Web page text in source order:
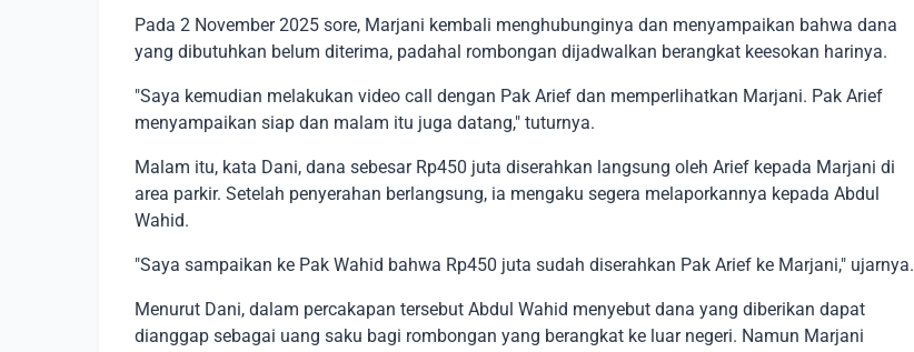
Pada 2 November 2025 sore, Marjani kembali menghubunginya dan menyampaikan bahwa dana
yang dibutuhkan belum diterima, padahal rombongan dijadwalkan berangkat keesokan harinya.
"Saya kemudian melakukan video call dengan Pak Arief dan memperlihatkan Marjani. Pak Arief
menyampaikan siap dan malam itu juga datang," tuturnya.
Malam itu, kata Dani, dana sebesar Rp450 juta diserahkan langsung oleh Arief kepada Marjani di
area parkir. Setelah penyerahan berlangsung, ia mengaku segera melaporkannya kepada Abdul
Wahid.
"Saya sampaikan ke Pak Wahid bahwa Rp450 juta sudah diserahkan Pak Arief ke Marjani," ujarnya.
Menurut Dani, dalam percakapan tersebut Abdul Wahid menyebut dana yang diberikan dapat
dianggap sebagai uang saku bagi rombongan yang berangkat ke luar negeri. Namun Marjani